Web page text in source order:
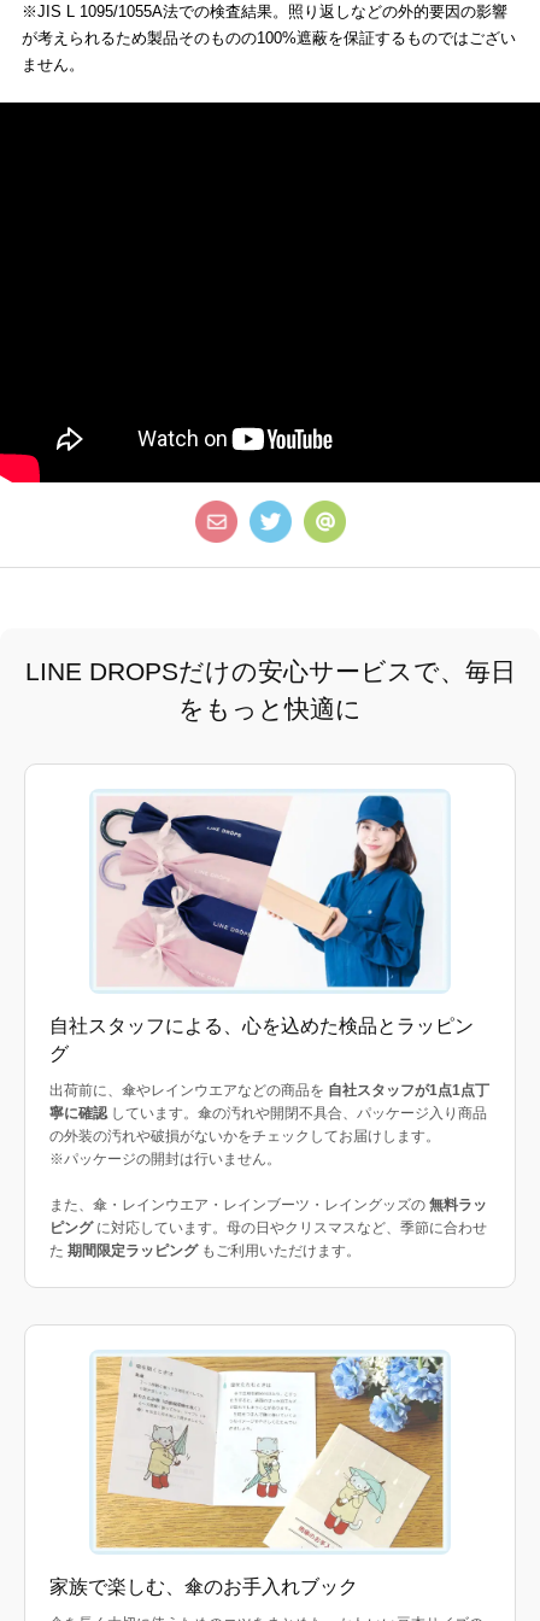
※JIS L 1095/1055A法での検査結果。照り返しなどの外的要因の影響
が考えられるため製品そのものの100%遮蔽を保証するものではござい
ません。
LINE DROPSだけの安心サービスで、毎日
をもっと快適に
自社スタッフによる、心を込めた検品とラッピン
グ
出荷前に、傘やレインウエアなどの商品を 自社スタッフが1点1点丁
寧に確認しています。傘の汚れや開閉不具合、パッケージ入り商品
の外装の汚れや破損がないかをチェックしてお届けします。
※パッケージの開封は行いません。
また、傘・レインウエア・レインブーツ・レイングッズの 無料ラッ
ピングに対応しています。母の日やクリスマスなど、季節に合わせ
た 期間限定ラッピングもご利用いただけます。
家族で楽しむ、傘のお手入れブック